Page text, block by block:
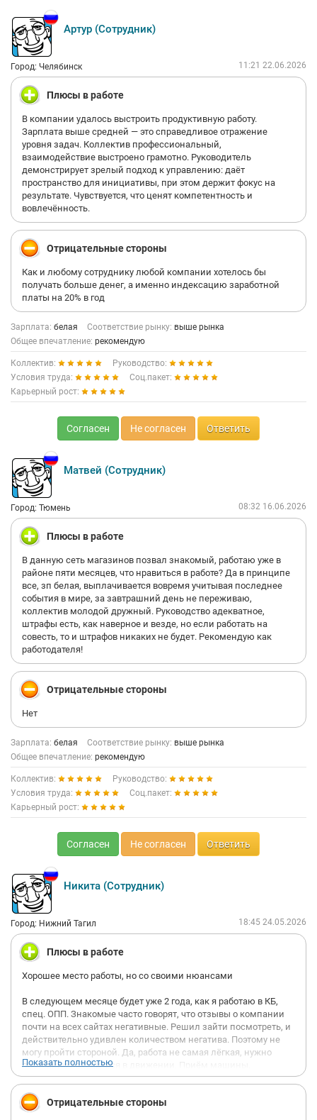
Артур (Сотрудник)
Город: Челябинск 11:21 22.06.2026
Плюсы в работе
В компании удалось выстроить продуктивную работу.
Зарплата выше средней — это справедливое отражение
уровня задач. Коллектив профессиональный,
взаимодействие выстроено грамотно. Руководитель
демонстрирует зрелый подход к управлению: даёт
пространство для инициативы, при этом держит фокус на
результате. Чувствуется, что ценят компетентность и
вовлечённость.
Отрицательные стороны
Как и любому сотруднику любой компании хотелось бы
получать больше денег, а именно индексацию заработной
платы на 20% в год
Зарплата: белая Соответствие рынку: выше рынка
Общее впечатление: рекомендую
Коллектив:
Руководство:
Условия труда:
Соц.пакет:
Карьерный рост:
Согласен Не согласен Ответить
Матвей (Сотрудник)
Город: Тюмень 08:32 16.06.2026
Плюсы в работе
В данную сеть магазинов позвал знакомый, работаю уже в
районе пяти месяцев, что нравиться в работе? Да в принципе
все, зп белая, выплачивается вовремя учитывая последнее
события в мире, за завтрашний день не переживаю,
коллектив молодой дружный. Руководство адекватное,
штрафы есть, как наверное и везде, но если работать на
совесть, то и штрафов никаких не будет. Рекомендую как
работодателя!
Отрицательные стороны
Нет
Зарплата: белая Соответствие рынку: выше рынка
Общее впечатление: рекомендую
Коллектив:
Руководство:
Условия труда:
Соц.пакет:
Карьерный рост:
Согласен Не согласен Ответить
Никита (Сотрудник)
Город: Нижний Тагил 18:45 24.05.2026
Плюсы в работе
Хорошее место работы, но со своими нюансами
В следующем месяце будет уже 2 года, как я работаю в КБ,
спец. ОПП. Знакомые часто говорят, что отзывы о компании
почти на всех сайтах негативные. Решил зайти посмотреть, и
действительно удивлен количеством негатива. Поэтому не
могу пройти стороной. Да, работа не самая лёгкая, нужно
постоянно находиться в движении. Приём машины,
выставление товара, работа за кассой. Но это кажется
сложным только в начале пути, со временем привыкаешь к
этому темпу и даже не замечаешь как быстро летит смена.
Показать полностью
Отрицательные стороны